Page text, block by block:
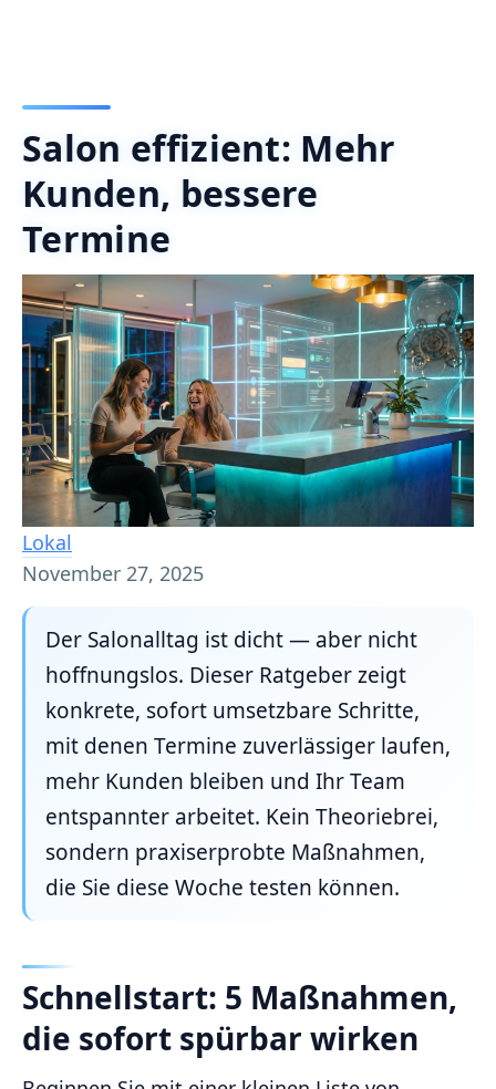
Salon effizient: Mehr
Kunden, bessere
Termine
Lokal
November 27, 2025
Der Salonalltag ist dicht — aber nicht
hoffnungslos. Dieser Ratgeber zeigt
konkrete, sofort umsetzbare Schritte,
mit denen Termine zuverlässiger laufen,
mehr Kunden bleiben und Ihr Team
entspannter arbeitet. Kein Theoriebrei,
sondern praxiserprobte Maßnahmen,
die Sie diese Woche testen können.
Schnellstart: 5 Maßnahmen,
die sofort spürbar wirken